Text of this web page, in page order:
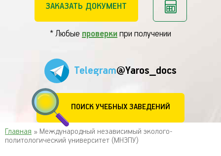
ЗАКАЗАТЬ ДОКУМЕНТ
* Любые проверки при получении
Telegram@Yaros_docs
ПОИСК УЧЕБНЫХ ЗАВЕДЕНИЙ
Главная » Международный независимый эколого-
политологический университет (МНЭПУ)